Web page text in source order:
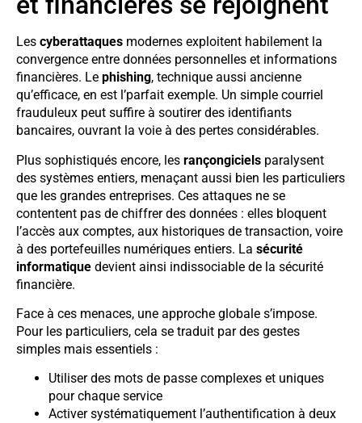
Les cyberattaques modernes exploitent habilement la
convergence entre données personnelles et informations
financières. Le phishing, technique aussi ancienne
qu’efficace, en est l’parfait exemple. Un simple courriel
frauduleux peut suffire à soutirer des identifiants
bancaires, ouvrant la voie à des pertes considérables.
Plus sophistiqués encore, les rançongiciels paralysent
des systèmes entiers, menaçant aussi bien les particuliers
que les grandes entreprises. Ces attaques ne se
contentent pas de chiffrer des données : elles bloquent
l’accès aux comptes, aux historiques de transaction, voire
à des portefeuilles numériques entiers. La sécurité
informatique devient ainsi indissociable de la sécurité
financière.
Face à ces menaces, une approche globale s’impose.
Pour les particuliers, cela se traduit par des gestes
simples mais essentiels :
Utiliser des mots de passe complexes et uniques
pour chaque service
Activer systématiquement l’authentification à deux